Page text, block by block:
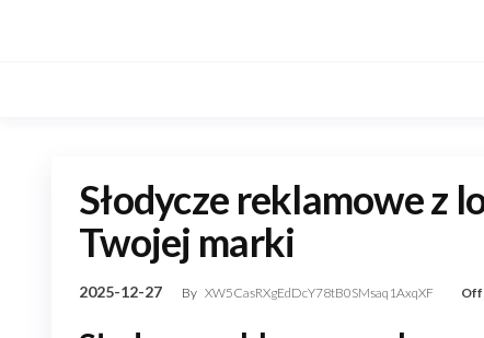
Słodycze reklamowe z
Twojej marki
2025-12-27 By XW5CasRXgEdDcY78tB0SMsaq1AxqXF Off